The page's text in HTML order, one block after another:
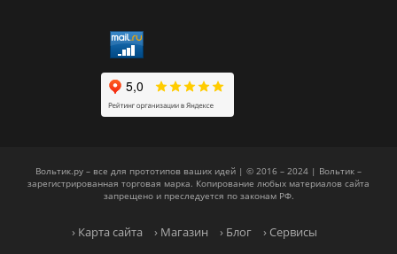
Вольтик.ру – все для прототипов ваших идей | © 2016 – 2024 | Вольтик –
зарегистрированная торговая марка. Копирование любых материалов сайта
запрещено и преследуется по законам РФ.
› Карта сайта › Магазин › Блог › Сервисы